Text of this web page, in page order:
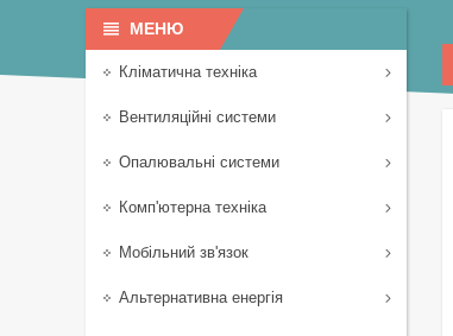
Кліматична техніка
Вентиляційні системи
Опалювальні системи
Комп'ютерна техніка
Мобільний зв'язок
Альтернативна енергія